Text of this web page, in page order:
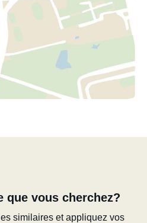
que vous cherchez?
similaires et appliquez vos